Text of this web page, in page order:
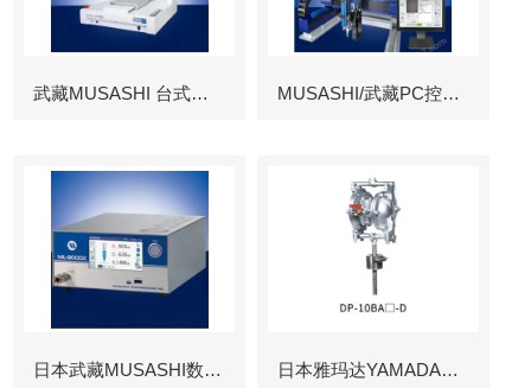
武藏MUSASHI 台式涂布机械臂 MUSASHI/武藏PC控制图像识别机械臂
日本武藏MUSASHI数字控制点胶机 日本雅玛达YAMADA往复泵